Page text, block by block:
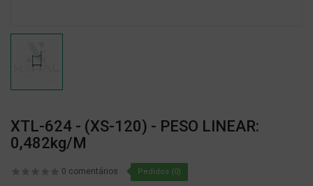
XTL-624 - (XS-120) - PESO LINEAR:
0,482kg/m
0 comentários Pedidos (0)